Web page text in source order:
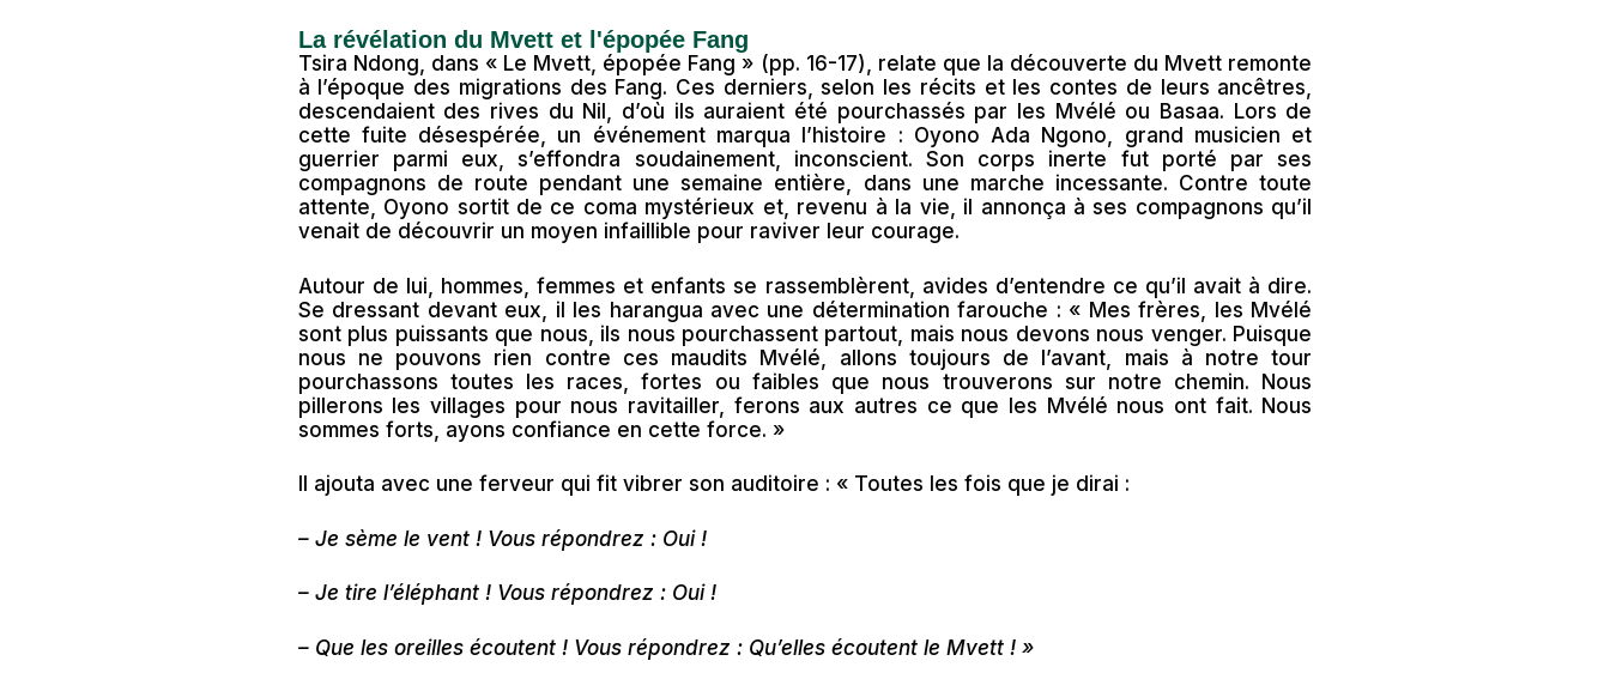
La révélation du Mvett et l'épopée Fang
Tsira Ndong, dans « Le Mvett, épopée Fang » (pp. 16-17), relate que la découverte du Mvett remonte
à l’époque des migrations des Fang. Ces derniers, selon les récits et les contes de leurs ancêtres,
descendaient des rives du Nil, d’où ils auraient été pourchassés par les Mvélé ou Basaa. Lors de
cette fuite désespérée, un événement marqua l’histoire : Oyono Ada Ngono, grand musicien et
guerrier parmi eux, s’effondra soudainement, inconscient. Son corps inerte fut porté par ses
compagnons de route pendant une semaine entière, dans une marche incessante. Contre toute
attente, Oyono sortit de ce coma mystérieux et, revenu à la vie, il annonça à ses compagnons qu’il
venait de découvrir un moyen infaillible pour raviver leur courage.
Autour de lui, hommes, femmes et enfants se rassemblèrent, avides d’entendre ce qu’il avait à dire.
Se dressant devant eux, il les harangua avec une détermination farouche : « Mes frères, les Mvélé
sont plus puissants que nous, ils nous pourchassent partout, mais nous devons nous venger. Puisque
nous ne pouvons rien contre ces maudits Mvélé, allons toujours de l’avant, mais à notre tour
pourchassons toutes les races, fortes ou faibles que nous trouverons sur notre chemin. Nous
pillerons les villages pour nous ravitailler, ferons aux autres ce que les Mvélé nous ont fait. Nous
sommes forts, ayons confiance en cette force. »
Il ajouta avec une ferveur qui fit vibrer son auditoire : « Toutes les fois que je dirai :
– Je sème le vent ! Vous répondrez : Oui !
– Je tire l’éléphant ! Vous répondrez : Oui !
– Que les oreilles écoutent ! Vous répondrez : Qu’elles écoutent le Mvett ! »